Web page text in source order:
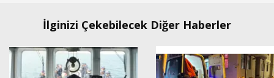
İlginizi Çekebilecek Diğer Haberler